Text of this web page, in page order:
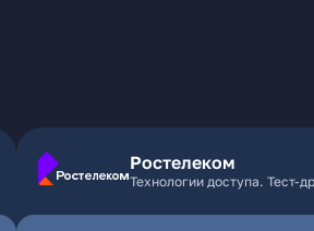
Ростелеком
Технологии доступа. Тест-